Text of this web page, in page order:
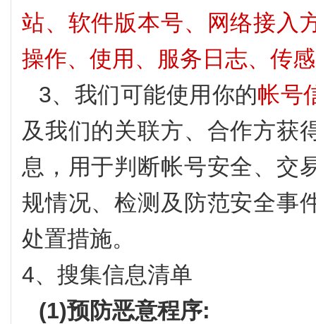
站、软件版本号、网络接入
操作、使用、服务日志、传
3、我们可能使用你的帐号
及我们的关联方、合作方获
息，用于判断帐号安全、交
规情况、检测及防范安全事
处置措施。
4、搜集信息清单
(1)预防恶意程序: